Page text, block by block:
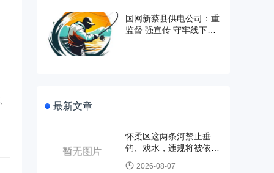
国网新蔡县供电公司：重
监督 强宣传 守牢线下垂
最新文章
怀柔区这两条河禁止垂
钓、戏水，违规将被依法
处罚
2026-08-07